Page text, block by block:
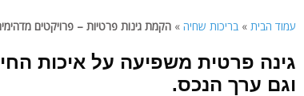
עמוד הבית » בריכות שחיה » הקמת גינות פרטיות – פרויקטים
גינה פרטית משפיעה על איכות
וגם ערך הנכס.